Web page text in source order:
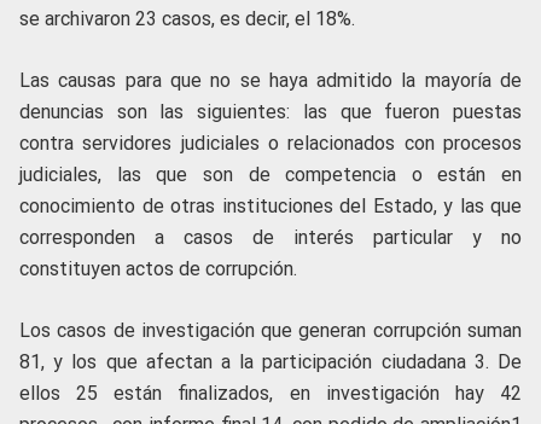
se archivaron 23 casos, es decir, el 18%.
Las causas para que no se haya admitido la mayoría de
denuncias son las siguientes: las que fueron puestas
contra servidores judiciales o relacionados con procesos
judiciales, las que son de competencia o están en
conocimiento de otras instituciones del Estado, y las que
corresponden a casos de interés particular y no
constituyen actos de corrupción.
Los casos de investigación que generan corrupción suman
81, y los que afectan a la participación ciudadana 3. De
ellos 25 están finalizados, en investigación hay 42